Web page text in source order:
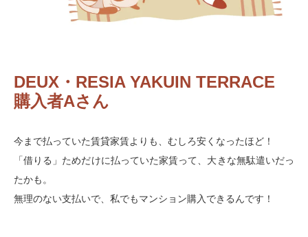
DEUX・RESIA YAKUIN TERRACE
購入者Aさん
今まで払っていた賃貸家賃よりも、むしろ安くなったほど！
「借りる」ためだけに払っていた家賃って、大きな無駄遣いだっ
たかも。
無理のない支払いで、私でもマンション購入できるんです！